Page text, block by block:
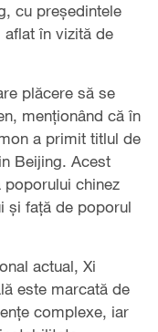
cu președintele
aflat în vizită de
plăcere să se
menționând că în
a primit titlul de
Beijing. Acest
chinez
și față de poporul
actual, Xi
este marcată de
complexe, iar